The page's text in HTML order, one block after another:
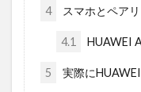
4 スマホとペア
4.1 HUAWEI
5 実際に